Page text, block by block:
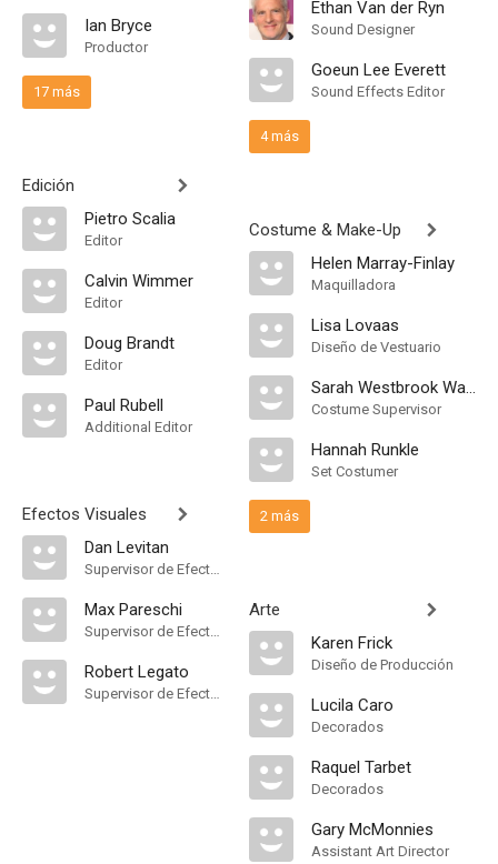
Ian Bryce
Productor
17 más
Edición
Pietro Scalia
Editor
Calvin Wimmer
Editor
Doug Brandt
Editor
Paul Rubell
Additional Editor
Efectos Visuales
Dan Levitan
Supervisor de Efectos Visuales
Max Pareschi
Supervisor de Efectos Visuales
Robert Legato
Supervisor de Efectos Visuales
Ethan Van der Ryn
Sound Designer
Goeun Lee Everett
Sound Effects Editor
4 más
Costume & Make-Up
Helen Marray-Finlay
Maquilladora
Lisa Lovaas
Diseño de Vestuario
Sarah Westbrook Wachel
Costume Supervisor
Hannah Runkle
Set Costumer
2 más
Arte
Karen Frick
Diseño de Producción
Lucila Caro
Decorados
Raquel Tarbet
Decorados
Gary McMonnies
Assistant Art Director